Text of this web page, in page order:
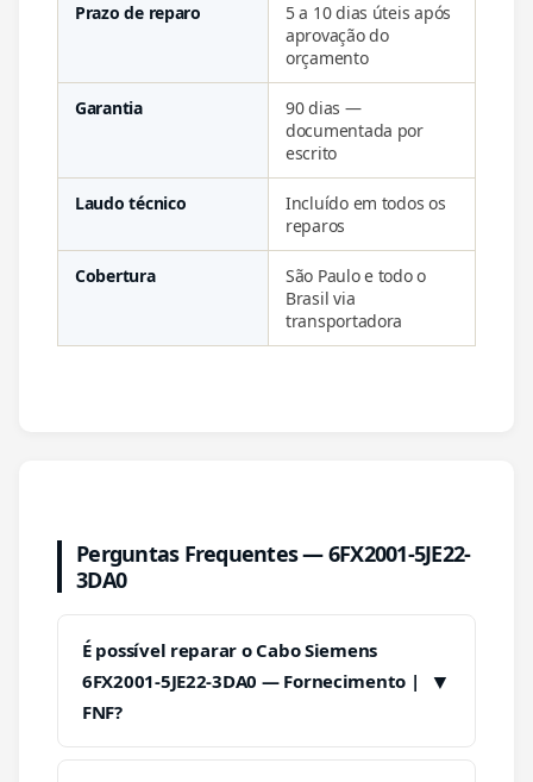
Prazo de reparo
5 a 10 dias úteis após
aprovação do
orçamento
Garantia
90 dias —
documentada por
escrito
Laudo técnico
Incluído em todos os
reparos
Cobertura
São Paulo e todo o
Brasil via
transportadora
Perguntas Frequentes — 6FX2001-5JE22-
3DA0
É possível reparar o Cabo Siemens
6FX2001-5JE22-3DA0 — Fornecimento |
FNF?
▼